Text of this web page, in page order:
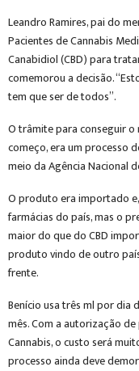
Leandro Ramires, pai do
Pacientes de Cannabis
Canabidiol (CBD) para
comemorou a decisão.
tem que ser de todos”.
O trâmite para conseguir
começo, era um processo
meio da Agência Nacional
O produto era importado e,
farmácias do país, mas o
maior do que do CBD
produto vindo de outro
frente.
Benício usa três ml por dia
mês. Com a autorização
Cannabis, o custo será
processo ainda deve